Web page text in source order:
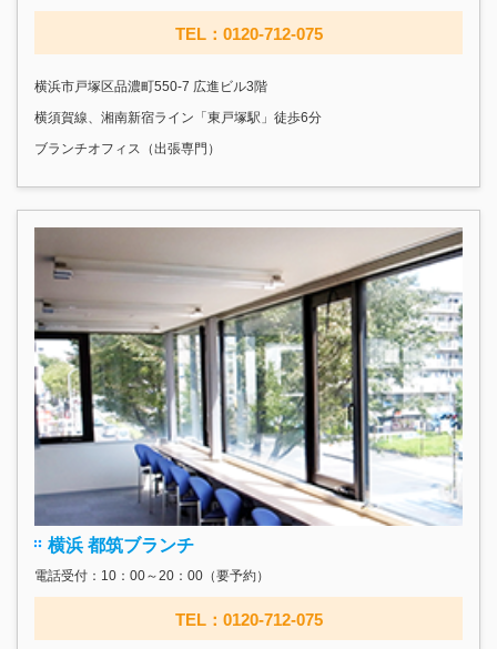
TEL：0120-712-075
横浜市戸塚区品濃町550-7 広進ビル3階
横須賀線、湘南新宿ライン「東戸塚駅」徒歩6分
ブランチオフィス（出張専門）
横浜 都筑ブランチ
電話受付：10：00～20：00（要予約）
TEL：0120-712-075